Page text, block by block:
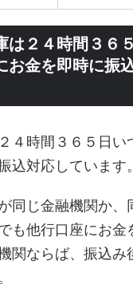
は２４時間３６
お金を即時に振
４時間３６５日い
込対応しています。
同じ金融機関か、
も他行口座にお金
関ならば、振込み